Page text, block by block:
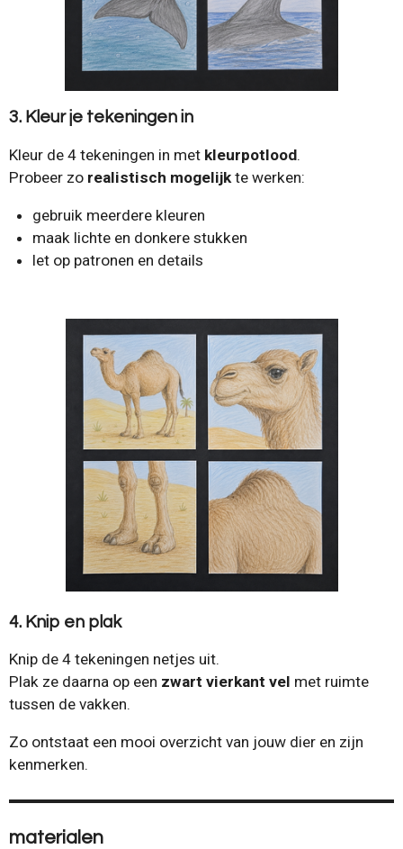
3. Kleur je tekeningen in
Kleur de 4 tekeningen in met kleurpotlood.
Probeer zo realistisch mogelijk te werken:
gebruik meerdere kleuren
maak lichte en donkere stukken
let op patronen en details
4. Knip en plak
Knip de 4 tekeningen netjes uit.
Plak ze daarna op een zwart vierkant vel met ruimte
tussen de vakken.
Zo ontstaat een mooi overzicht van jouw dier en zijn
kenmerken.
materialen